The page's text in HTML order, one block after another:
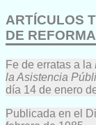
ARTÍCULOS
DE REFORMA
Fe de erratas a la
la Asistencia
día 14 de enero
Publicada en el